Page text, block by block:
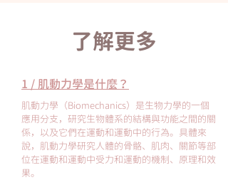
了解更多
1 / 肌動力學是什麼？
肌動力學（Biomechanics）是生物力學的一個
應用分支，研究生物體系的結構與功能之間的關
係，以及它們在運動和運動中的行為。具體來
說，肌動力學研究人體的骨骼、肌肉、關節等部
位在運動和運動中受力和運動的機制、原理和效
果。